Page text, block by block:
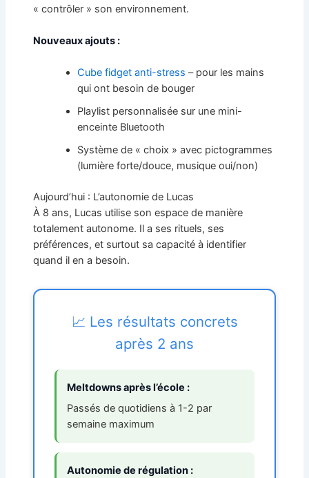
« contrôler » son environnement.
Nouveaux ajouts :
Cube fidget anti-stress – pour les mains
qui ont besoin de bouger
Playlist personnalisée sur une mini-
enceinte Bluetooth
Système de « choix » avec pictogrammes
(lumière forte/douce, musique oui/non)
Aujourd’hui : L’autonomie de Lucas
À 8 ans, Lucas utilise son espace de manière
totalement autonome. Il a ses rituels, ses
préférences, et surtout sa capacité à identifier
quand il en a besoin.
📈 Les résultats concrets
après 2 ans
Meltdowns après l’école :
Passés de quotidiens à 1-2 par
semaine maximum
Autonomie de régulation :